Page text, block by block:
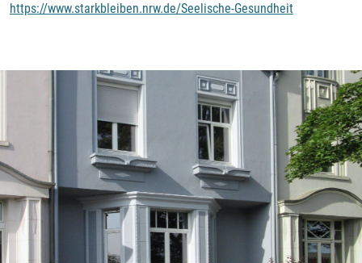
https://www.starkbleiben.nrw.de/Seelische-Gesundheit